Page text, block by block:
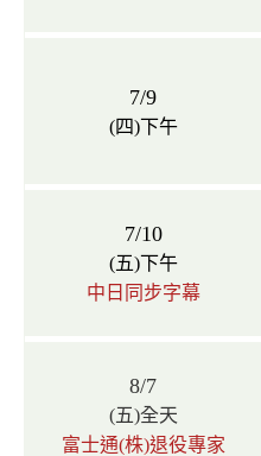
7/9
(四)下午
7/10
(五)下午
中日同步字幕
8/7
(五)全天
富士通(株)退役專家